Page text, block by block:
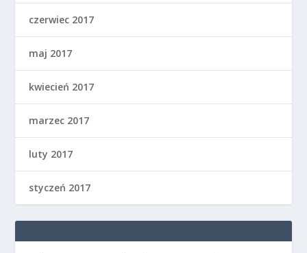
czerwiec 2017
maj 2017
kwiecień 2017
marzec 2017
luty 2017
styczeń 2017